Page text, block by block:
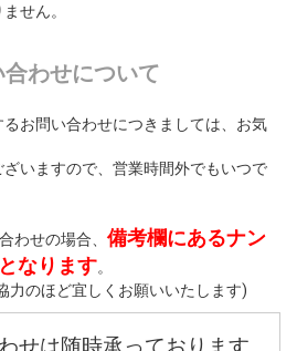
せん。
合わせについて
お問い合わせにつきましては、お気
いますので、営業時間外でもいつで
わせの場合、 備考欄にあるナン
なります。
力のほど宜しくお願いいたします)
せは随時承っております